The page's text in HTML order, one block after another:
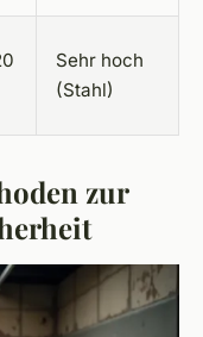
Sehr hoch
(Stahl)
zur